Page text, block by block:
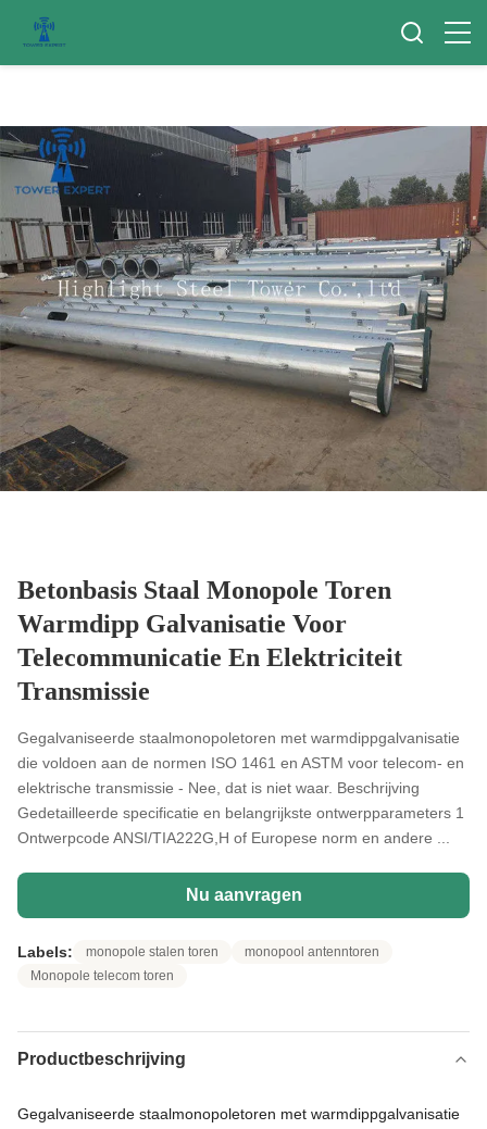
Betonbasis Staal Monopole Toren
Warmdipp Galvanisatie Voor
Telecommunicatie En Elektriciteit
Transmissie
Gegalvaniseerde staalmonopoletoren met warmdippgalvanisatie
die voldoen aan de normen ISO 1461 en ASTM voor telecom- en
elektrische transmissie - Nee, dat is niet waar. Beschrijving
Gedetailleerde specificatie en belangrijkste ontwerpparameters 1
Ontwerpcode ANSI/TIA222G,H of Europese norm en andere ...
Nu aanvragen
Labels: monopole stalen toren
monopool antenntoren
Monopole telecom toren
Productbeschrijving
Gegalvaniseerde staalmonopoletoren met warmdippgalvanisatie